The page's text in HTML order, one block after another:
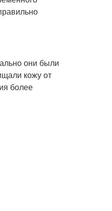
они были
кожу от
более